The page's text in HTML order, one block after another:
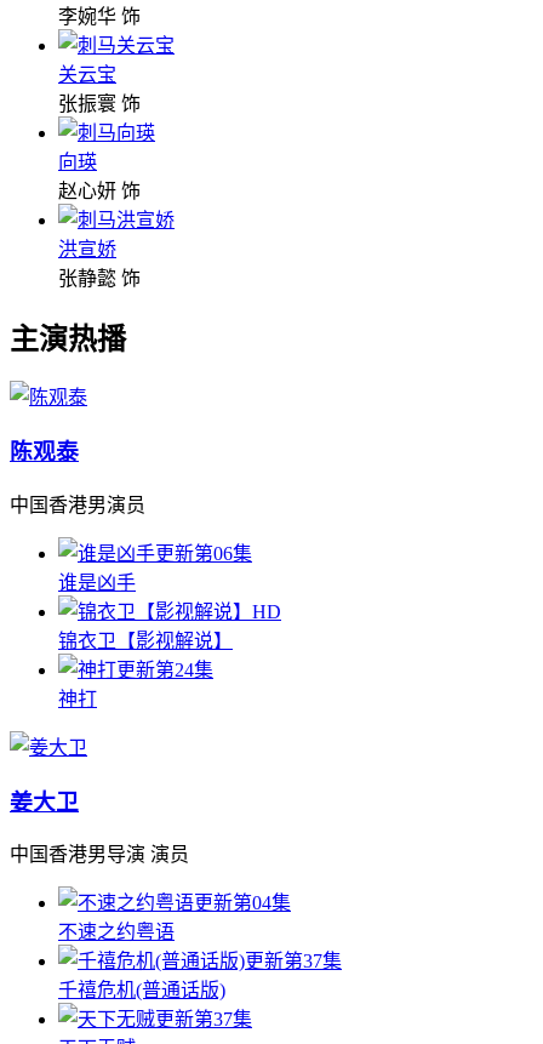
李婉华 饰
关云宝
张振寰 饰
向瑛
赵心妍 饰
洪宣娇
张静懿 饰
主演热播
陈观泰
中国香港男演员
更新第06集
谁是凶手
HD
锦衣卫【影视解说】
更新第24集
神打
姜大卫
中国香港男导演 演员
更新第04集
不速之约粤语
更新第37集
千禧危机(普通话版)
更新第37集